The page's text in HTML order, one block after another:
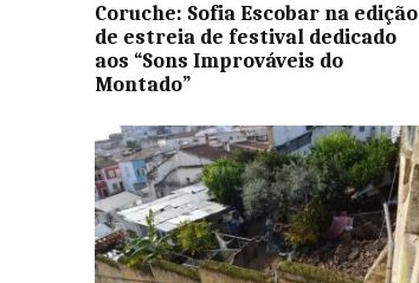
Coruche: Sofia Escobar na edição
de estreia de festival dedicado
aos “Sons Improváveis do
Montado”